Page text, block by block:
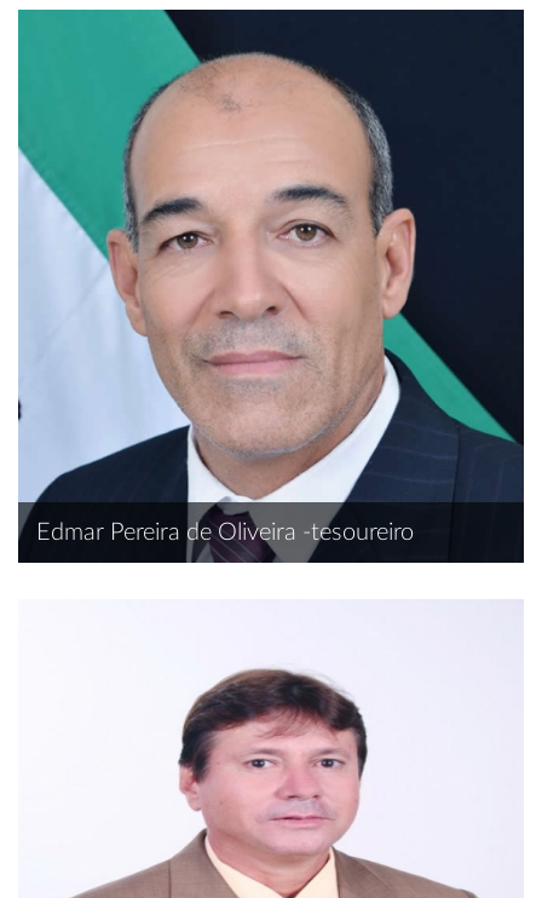
Edmar Pereira de Oliveira -tesoureiro